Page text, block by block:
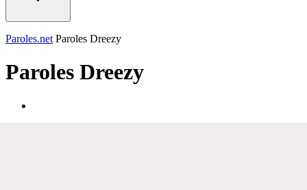
Paroles.net Paroles Dreezy
Paroles Dreezy